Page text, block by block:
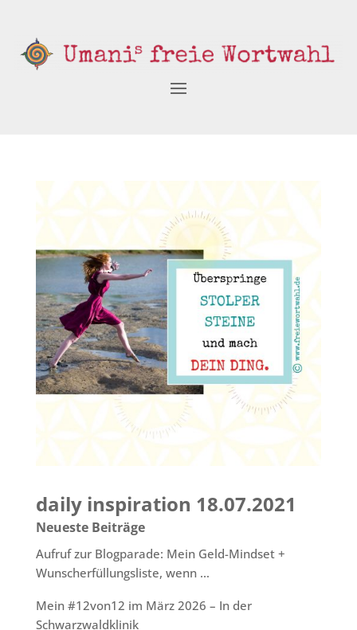
daily inspiration 18.07.2021
Neueste Beiträge
Aufruf zur Blogparade: Mein Geld-Mindset +
Wunscherfüllungsliste, wenn …
Mein #12von12 im März 2026 – In der
Schwarzwaldklinik